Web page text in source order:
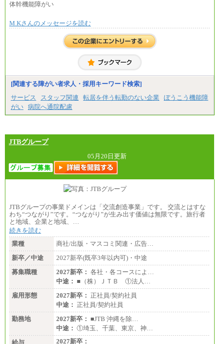
ざいません。
体幹機能障がい
M.Kさんのメッセージを読む
[関連する障がい者求人・採用キーワード検索]
サービス
スタッフ関連 転居を伴う転勤のない企業
ぼうこう機能障
がい 病院へ通院配慮
JTBグループ
05月20日更新
JTBグループの事業ドメインは「交流創造事業」です。 交流とはすな
わち“つながり”です。“つながり”が生み出す価値は無限です。旅行者
と地域、企業と地域、…
続きを読む
業種
商社/出版・マスコミ関連・広告…
新卒／中途
2027新卒(既卒3年以内可)・中途
募集職種
2027新卒： 各社・各コースによ…
中途： ■（株）ＪＴＢ ①法人…
雇用形態
2027新卒： 正社員/契約社員
中途： 正社員/契約社員
勤務地
2027新卒： ■JTB 沖縄を除…
中途： ①埼玉、千葉、東京、神…
給与
2027新卒：